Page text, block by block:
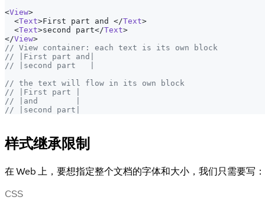
<View>
<Text>First part and </Text>
<Text>second part</Text>
</View>
// View container: each text is its own block
// |First part and|
// |second part   |
// the text will flow in its own block
// |First part |
// |and        |
// |second part|
样式继承限制
在 Web 上，要想指定整个文档的字体和大小，我们只需要写：
CSS